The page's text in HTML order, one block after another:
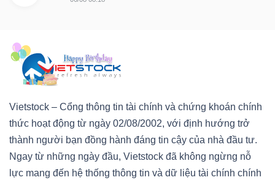
Vietstock – Cổng thông tin tài chính và chứng khoán chính
thức hoạt động từ ngày 02/08/2002, với định hướng trở
thành người bạn đồng hành đáng tin cậy của nhà đầu tư.
Ngay từ những ngày đầu, Vietstock đã không ngừng nỗ
lực mang đến hệ thống thông tin và dữ liệu tài chính chính
Tất cả Người nội bộ
tức
(-)
Bài